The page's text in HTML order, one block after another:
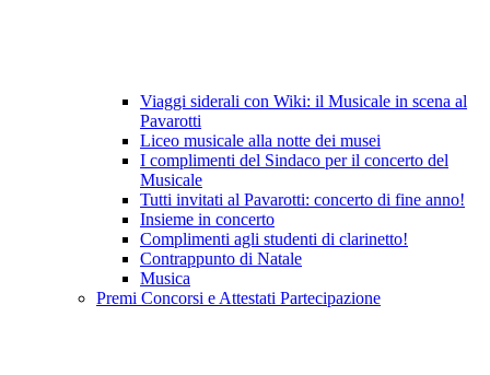
Viaggi siderali con Wiki: il Musicale in scena al
Pavarotti
Liceo musicale alla notte dei musei
I complimenti del Sindaco per il concerto del
Musicale
Tutti invitati al Pavarotti: concerto di fine anno!
Insieme in concerto
Complimenti agli studenti di clarinetto!
Contrappunto di Natale
Musica
Premi Concorsi e Attestati Partecipazione